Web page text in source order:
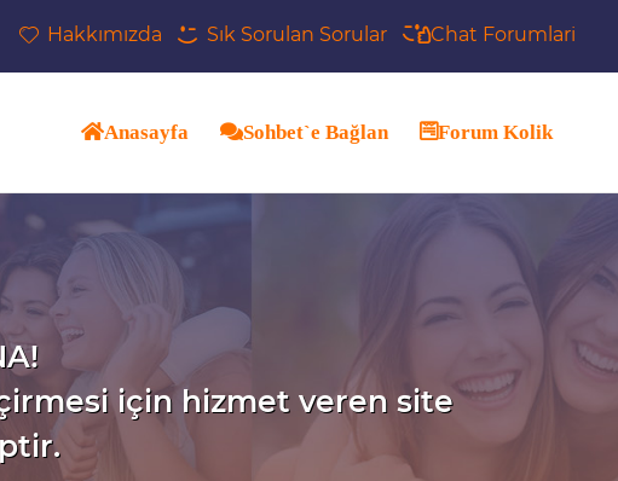
Hakkımızda Sık Sorulan Sorular Chat Forumlari
Anasayfa Sohbet`e Bağlan Forum Kolik
için hizmet veren site